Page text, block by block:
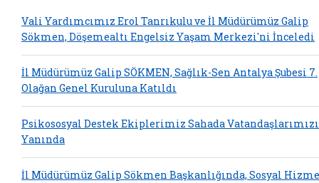
Vali Yardımcımız Erol Tanrıkulu ve İl Müdürümüz Galip
Sökmen, Döşemealtı Engelsiz Yaşam Merkezi'ni İnceledi
İl Müdürümüz Galip SÖKMEN, Sağlık-Sen Antalya Şubesi 7.
Olağan Genel Kuruluna Katıldı
Psikososyal Destek Ekiplerimiz Sahada
Yanında
İl Müdürümüz Galip Sökmen Başkanlığında, Sosyal